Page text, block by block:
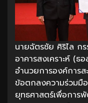
นายฉัตรชัย ศิริไล ก
อาคารสงเคราะห์ (
อำนวยการองค์การ
ข้อตกลงความร่วมมื
ยุทธศาสตร์เพื่อการ